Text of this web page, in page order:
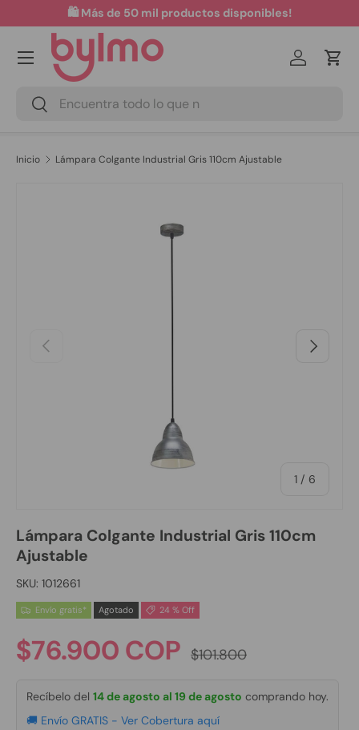
Ir al contenido
🛍️ Más de 50 mil productos disponibles!
Buscar
Buscar
Iniciar
Menú
Inicio Lámpara Colgante Industrial Gris 110cm Ajustable
Anterior
1 / de
6
Siguiente
Lámpara Colgante Industrial Gris 110cm
Ajustable
SKU: 1012661
Envío gratis* Agotado 24 % Off
Precio de venta
$76.900 COP $101.800
Recíbelo del 14 de agosto al 19 de agosto comprando hoy.
🚚 Envío GRATIS - Ver Cobertura aquí